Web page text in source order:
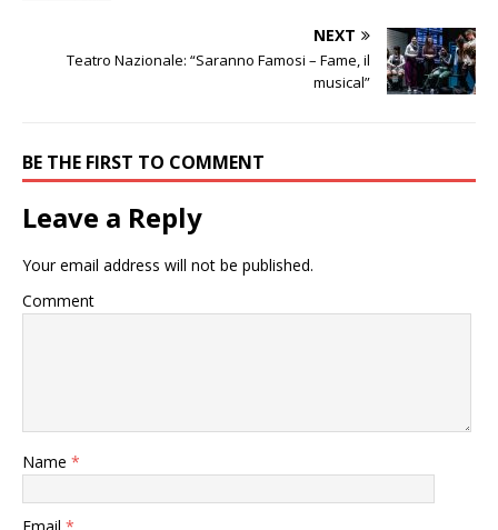
NEXT
Teatro Nazionale: “Saranno Famosi – Fame, il
musical”
BE THE FIRST TO COMMENT
Leave a Reply
Your email address will not be published.
Comment
Name *